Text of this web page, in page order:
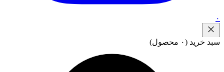
۰
سبد خرید (۰ محصول)